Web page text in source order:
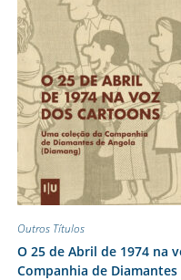
Outros Títulos
O 25 de Abril de 1974 na
Companhia de